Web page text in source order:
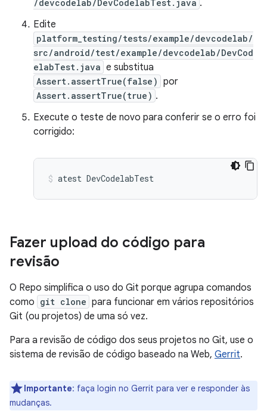
/devcodelab/DevCodelabTest.java .
Edite
platform_testing/tests/example/devcodelab/
src/android/test/example/devcodelab/DevCod
elabTest.java e substitua
Assert.assertTrue(false) por
Assert.assertTrue(true) .
Execute o teste de novo para conferir se o erro foi
corrigido:
atest DevCodelabTest
Fazer upload do código para
revisão
O Repo simplifica o uso do Git porque agrupa comandos
como git clone para funcionar em vários repositórios
Git (ou projetos) de uma só vez.
Para a revisão de código dos seus projetos no Git, use o
sistema de revisão de código baseado na Web, Gerrit.
Importante: faça login no Gerrit para ver e responder às
mudanças.